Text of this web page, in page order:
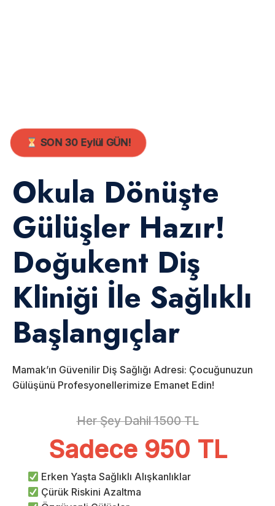
SON 30 Eylül GÜN!
Okula Dönüşte
Gülüşler Hazır!
Doğukent Diş
Kliniği İle Sağlıklı
Başlangıçlar
Mamak’ın Güvenilir Diş Sağlığı Adresi: Çocuğunuzun
Gülüşünü Profesyonellerimize Emanet Edin!
Her Şey Dahil 1500 TL
Sadece 950 TL
Erken Yaşta Sağlıklı Alışkanlıklar
Çürük Riskini Azaltma